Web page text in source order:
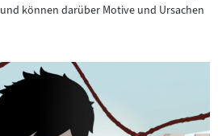
können darüber Motive und Ursachen